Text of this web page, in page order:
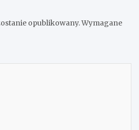
opublikowany.Wymagane